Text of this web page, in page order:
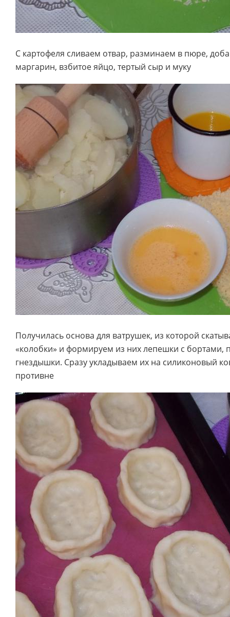
С картофеля сливаем отвар, разминаем в пюре,
маргарин, взбитое яйцо, тертый сыр и муку
Получилась основа для ватрушек, из которой
«колобки» и формируем из них лепешки с бортами,
гнездышки. Сразу укладываем их на силиконовый
противне